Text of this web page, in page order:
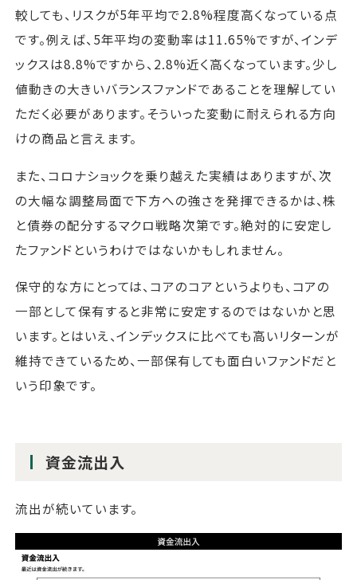
較しても、リスクが5年平均で2.8%程度高くなっている点
です。例えば、5年平均の変動率は11.65%ですが、インデ
ックスは8.8%ですから、2.8%近く高くなっています。少し
値動きの大きいバランスファンドであることを理解してい
ただく必要があります。そういった変動に耐えられる方向
けの商品と言えます。
また、コロナショックを乗り越えた実績はありますが、次
の大幅な調整局面で下方への強さを発揮できるかは、株
と債券の配分するマクロ戦略次第です。絶対的に安定し
たファンドというわけではないかもしれません。
保守的な方にとっては、コアのコアというよりも、コアの
一部として保有すると非常に安定するのではないかと思
います。とはいえ、インデックスに比べても高いリターンが
維持できているため、一部保有しても面白いファンドだと
いう印象です。
資金流出入
流出が続いています。